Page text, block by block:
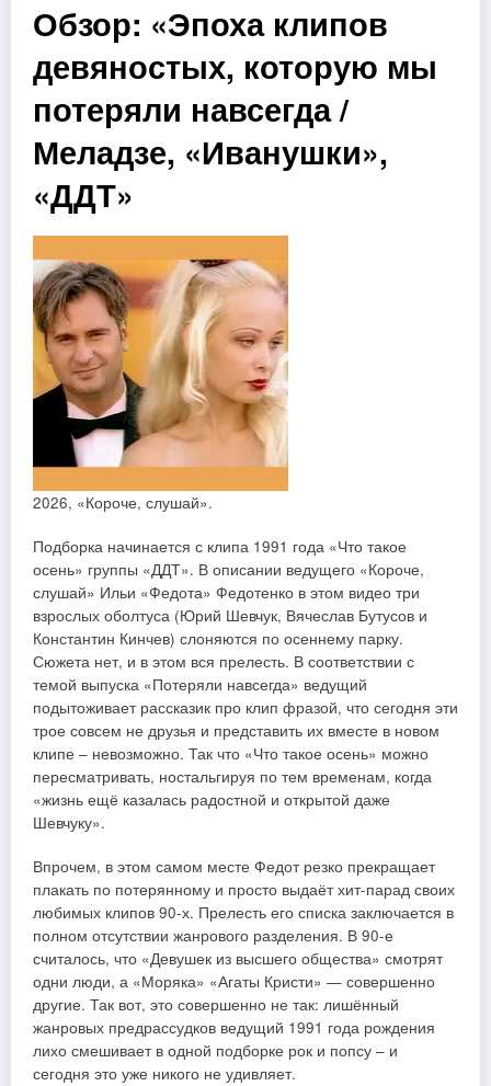
Обзор: «Эпоха клипов
девяностых, которую мы
потеряли навсегда /
Меладзе, «Иванушки»,
«ДДТ»
2026, «Короче, слушай».
Подборка начинается с клипа 1991 года «Что такое
осень» группы «ДДТ». В описании ведущего «Короче,
слушай» Ильи «Федота» Федотенко в этом видео три
взрослых оболтуса (Юрий Шевчук, Вячеслав Бутусов и
Константин Кинчев) слоняются по осеннему парку.
Сюжета нет, и в этом вся прелесть. В соответствии с
темой выпуска «Потеряли навсегда» ведущий
подытоживает рассказик про клип фразой, что сегодня эти
трое совсем не друзья и представить их вместе в новом
клипе – невозможно. Так что «Что такое осень» можно
пересматривать, ностальгируя по тем временам, когда
«жизнь ещё казалась радостной и открытой даже
Шевчуку».
Впрочем, в этом самом месте Федот резко прекращает
плакать по потерянному и просто выдаёт хит-парад своих
любимых клипов 90-х. Прелесть его списка заключается в
полном отсутствии жанрового разделения. В 90-е
считалось, что «Девушек из высшего общества» смотрят
одни люди, а «Моряка» «Агаты Кристи» — совершенно
другие. Так вот, это совершенно не так: лишённый
жанровых предрассудков ведущий 1991 года рождения
лихо смешивает в одной подборке рок и попсу – и
сегодня это уже никого не удивляет.